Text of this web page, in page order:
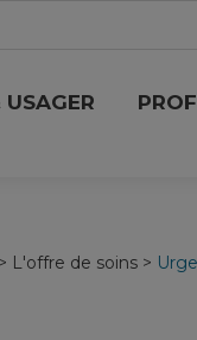
> L'offre de soins >